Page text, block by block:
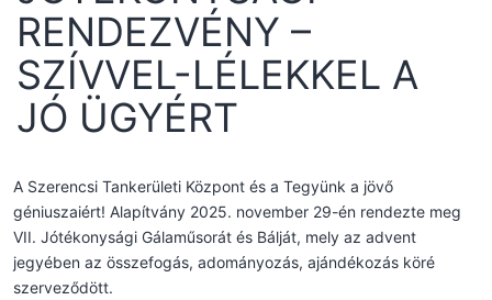
RENDEZVÉNY –
SZÍVVEL-LÉLEKKEL A
JÓ ÜGYÉRT
A Szerencsi Tankerületi Központ és a Tegyünk a jövő
géniuszaiért! Alapítvány 2025. november 29-én rendezte meg
VII. Jótékonysági Gálaműsorát és Bálját, mely az advent
jegyében az összefogás, adományozás, ajándékozás köré
szerveződött.